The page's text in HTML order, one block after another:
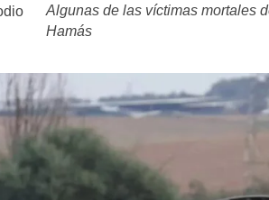
Algunas de las víctimas mortales
Hamás